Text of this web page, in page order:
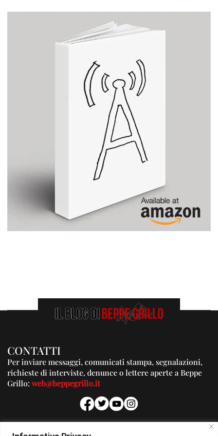
CONTATTI
Per inviare messaggi, comunicati stampa, segnalazioni,
richieste di interviste, denunce o lettere aperte a Beppe
Grillo:web@beppegrillo.it
PUBBLICITA'